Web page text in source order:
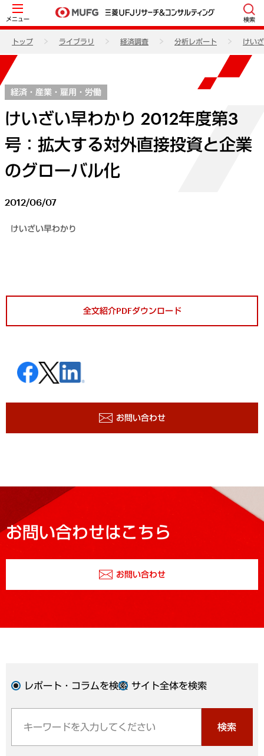
メニュー 検索
トップ ライブラリ 経済調査 分析レポート けい
経済・産業・雇用・労働
けいざい早わかり 2012年度第3
号：拡大する対外直接投資と企業
のグローバル化
2012/06/07
けいざい早わかり
全文紹介PDFダウンロード
お問い合わせ
お問い合わせはこちら
お問い合わせ
レポート・コラムを検索 サイト全体を検索
検索